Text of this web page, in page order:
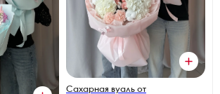
Сахарная вуаль от